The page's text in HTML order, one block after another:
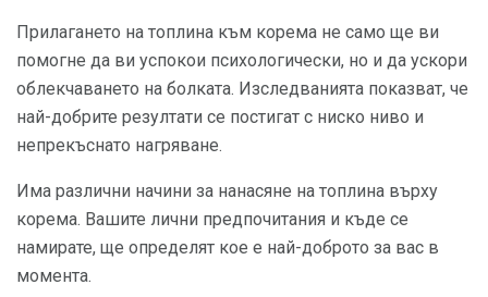
Прилагането на топлина към корема не само ще ви
помогне да ви успокои психологически, но и да ускори
облекчаването на болката. Изследванията показват, че
най-добрите резултати се постигат с ниско ниво и
непрекъснато нагряване.
Има различни начини за нанасяне на топлина върху
корема. Вашите лични предпочитания и къде се
намирате, ще определят кое е най-доброто за вас в
момента.